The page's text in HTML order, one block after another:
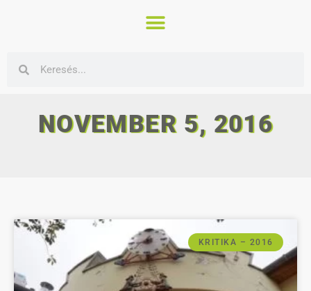
NOVEMBER 5, 2016
KRITIKA – 2016